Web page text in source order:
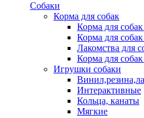
Собаки
Корма для собак
Корма для
Корма для
Лакомства для
Корма для
Игрушки собаки
Интерактивные
Кольца, канаты
Мягкие